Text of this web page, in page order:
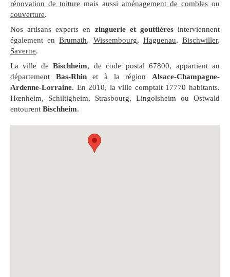
rénovation de toiture mais aussi aménagement de combles ou
couverture.
Nos artisans experts en zinguerie et gouttièresinterviennent
également enBrumath, Wissembourg, Haguenau,Bischwiller,
Saverne.
La ville deBischheim, de code postal 67800, appartient au
département Bas-Rhinet à la régionAlsace-Champagne-
Ardenne-Lorraine. En 2010, la ville comptait 17770 habitants.
Hœnheim, Schiltigheim, Strasbourg, Lingolsheim ou Ostwald
entourent Bischheim.